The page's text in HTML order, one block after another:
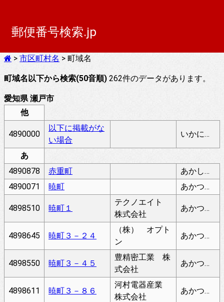
郵便番号検索.jp
> 市区町村名 > 町域名
町域名以下から検索(50音順) 262件のデータがあります。
愛知県 瀬戸市
他
4890000
以下に掲載がな
い場合
いかにけいさいがないばあい
あ
4890878
赤重町
あかしげちょう
4890071
暁町 あかつきちょう
4898510 暁町１
テクノエイト
株式会社
あかつきちょう
4898645 暁町３－２４
（株） オプト
ン
あかつきちょう
4898550 暁町３－４５
豊精密工業 株
式会社
あかつきちょう
4898611 暁町３－８６
河村電器産業
株式会社
あかつきちょう